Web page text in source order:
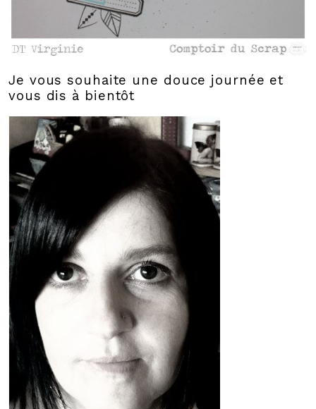
Je vous souhaite une douce journée et
vous dis à bientôt